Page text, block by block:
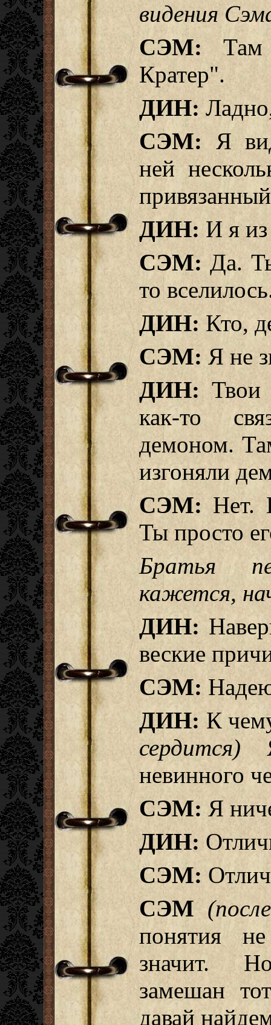
видения
СЭМ:Там
Кратер".
ДИН:
СЭМ:Я
ней
ДИН:И я из
СЭМ:Да.
то
ДИН: Кто,
СЭМ: Я не
ДИН:Твои
как-то
демоном.
изгоняли
СЭМ: Нет.
Ты просто
Братья
кажется,
ДИН:
веские
СЭМ:
ДИН: К
сердится)
невинного
СЭМ:Я
ДИН:
СЭМ:
СЭМ
понятия
значит.
замешан
давай